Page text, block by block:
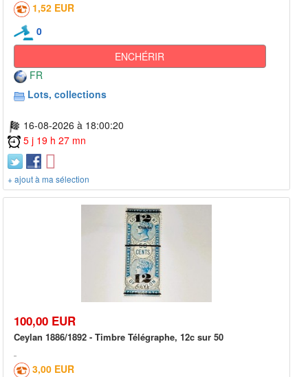
1,52 EUR
0
ENCHÉRIR
FR
Lots, collections
16-08-2026 à 18:00:20
5 j 19 h 27 mn
+ ajout à ma sélection
100,00 EUR
Ceylan 1886/1892 - Timbre Télégraphe, 12c sur 50
3,00 EUR